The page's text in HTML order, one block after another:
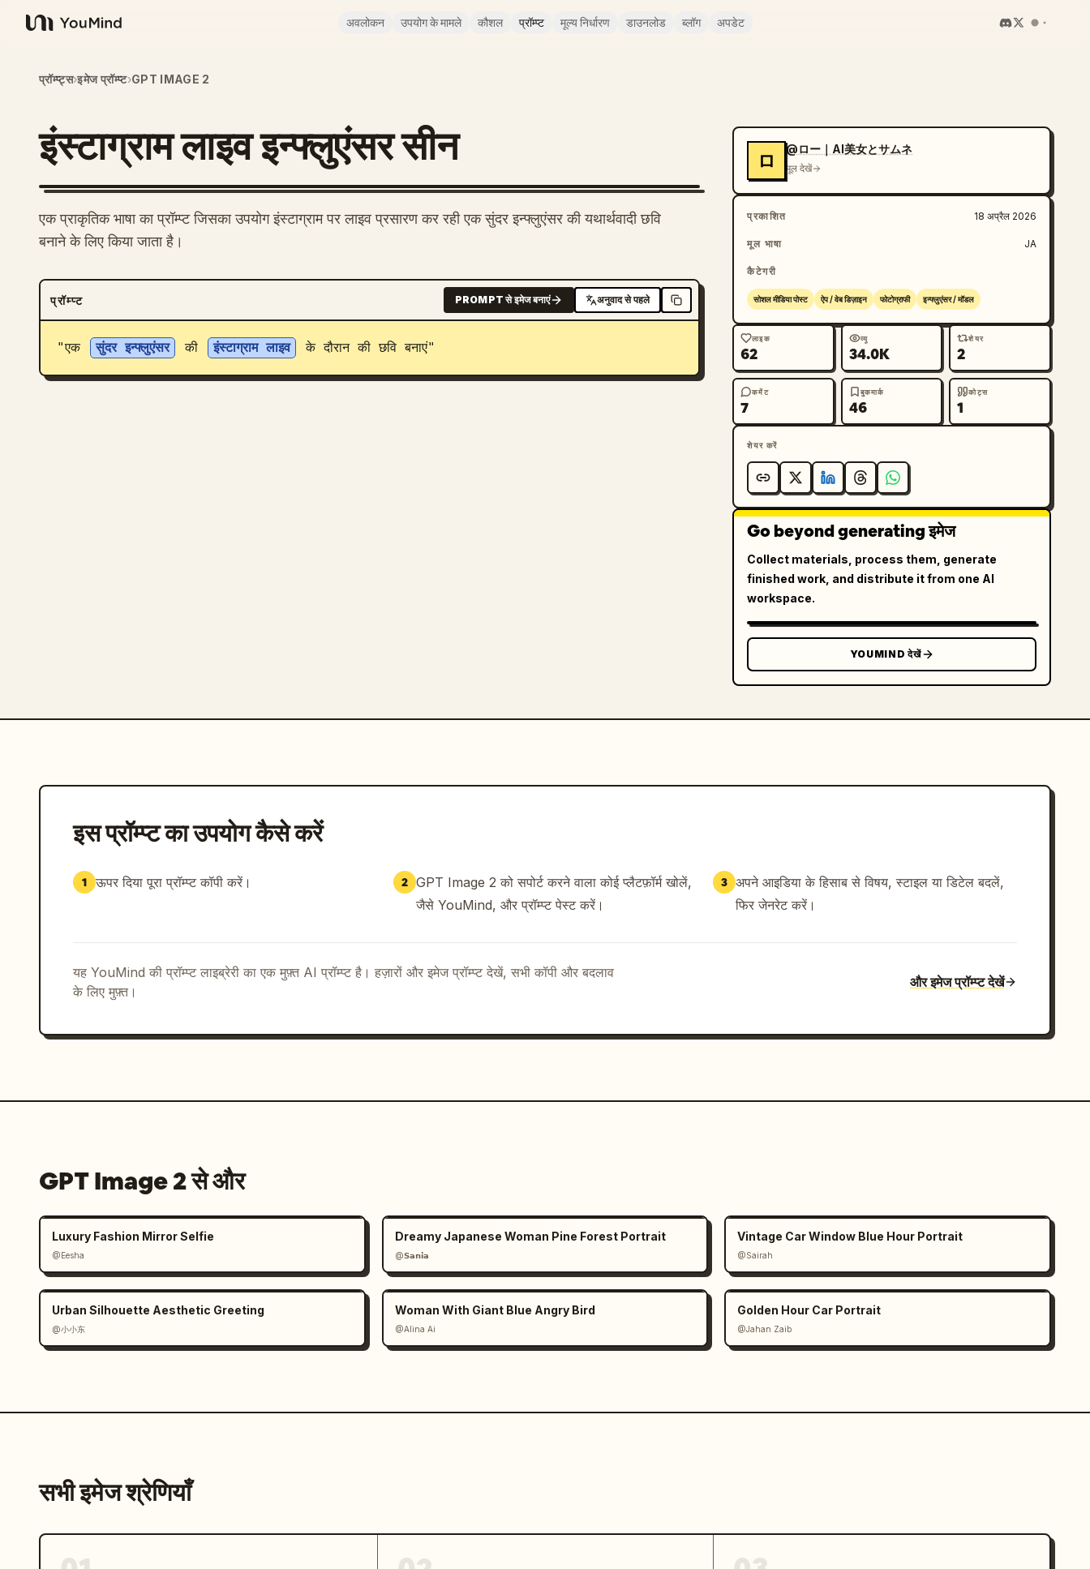
YouMind
अवलोकन उपयोग के मामले कौशल प्रॉम्प्ट मूल्य निर्धारण डाउनलोड ब्लॉग अपडेट
प्रॉम्प्ट्स›इमेज प्रॉम्प्ट›GPT IMAGE 2
इंस्टाग्राम लाइव इन्फ्लुएंसर सीन
एक प्राकृतिक भाषा का प्रॉम्प्ट जिसका उपयोग इंस्टाग्राम पर लाइव प्रसारण कर रही एक सुंदर इन्फ्लुएंसर की यथार्थवादी छवि
बनाने के लिए किया जाता है।
प्रॉम्प्ट PROMPT से इमेज बनाएं अनुवाद से पहले
"एक सुंदर इन्फ्लुएंसर की इंस्टाग्राम लाइव के दौरान की छवि बनाएं"
ロ
@ロー｜AI美女とサムネ
मूल देखें
प्रकाशित 18 अप्रैल 2026
मूल भाषा JA
कैटेगरी
सोशल मीडिया पोस्ट ऐप / वेब डिज़ाइन फोटोग्राफी इन्फ्लुएंसर / मॉडल
लाइक
62
व्यू
34.0K
शेयर
2
कमेंट
7
बुकमार्क
46
कोट्स
1
शेयर करें
Go beyond generating इमेज
Collect materials, process them, generate
finished work, and distribute it from one AI
workspace.
YOUMIND देखें
इस प्रॉम्प्ट का उपयोग कैसे करें
1 ऊपर दिया पूरा प्रॉम्प्ट कॉपी करें। 2 GPT Image 2 को सपोर्ट करने वाला कोई प्लैटफ़ॉर्म खोलें,
जैसे YouMind, और प्रॉम्प्ट पेस्ट करें।
3 अपने आइडिया के हिसाब से विषय, स्टाइल या डिटेल बदलें,
फिर जेनरेट करें।
यह YouMind की प्रॉम्प्ट लाइब्रेरी का एक मुफ़्त AI प्रॉम्प्ट है। हज़ारों और इमेज प्रॉम्प्ट देखें, सभी कॉपी और बदलाव
के लिए मुफ़्त।
और इमेज प्रॉम्प्ट देखें
GPT Image 2 से और
Luxury Fashion Mirror Selfie
@Eesha
Dreamy Japanese Woman Pine Forest Portrait
@𝗦𝗮𝗻𝗶𝗮
Vintage Car Window Blue Hour Portrait
@Sairah
Urban Silhouette Aesthetic Greeting
@小小东
Woman With Giant Blue Angry Bird
@Alina Ai
Golden Hour Car Portrait
@Jahan Zaib
सभी इमेज श्रेणियाँ